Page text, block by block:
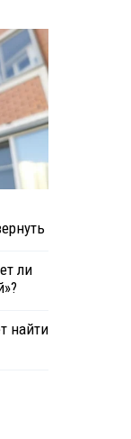
ли
найти